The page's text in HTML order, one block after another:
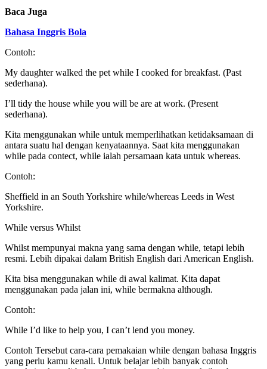
Baca Juga
Bahasa Inggris Bola
Contoh:
My daughter walked the pet while I cooked for breakfast. (Past
sederhana).
I’ll tidy the house while you will be are at work. (Present
sederhana).
Kita menggunakan while untuk memperlihatkan ketidaksamaan di
antara suatu hal dengan kenyataannya. Saat kita menggunakan
while pada contect, while ialah persamaan kata untuk whereas.
Contoh:
Sheffield in an South Yorkshire while/whereas Leeds in West
Yorkshire.
While versus Whilst
Whilst mempunyai makna yang sama dengan while, tetapi lebih
resmi. Lebih dipakai dalam British English dari American English.
Kita bisa menggunakan while di awal kalimat. Kita dapat
menggunakan pada jalan ini, while bermakna although.
Contoh:
While I’d like to help you, I can’t lend you money.
Contoh Tersebut cara-cara pemakaian while dengan bahasa Inggris
yang perlu kamu kenali. Untuk belajar lebih banyak contoh